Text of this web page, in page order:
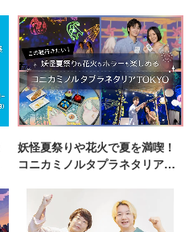
妖怪夏祭りや花火で夏を満喫！
コニカミノルタプラネタリア